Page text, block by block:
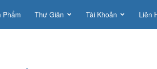
Phẩm Thư Giãn Tài Khoản Liên